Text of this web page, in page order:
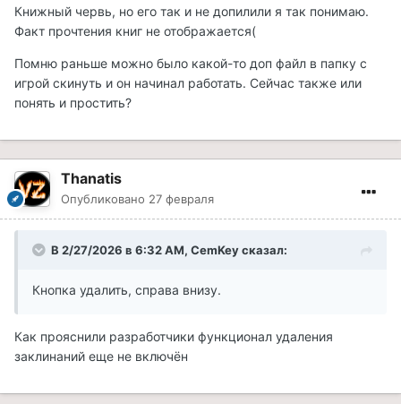
Книжный червь, но его так и не допилили я так понимаю.
Факт прочтения книг не отображается(
Помню раньше можно было какой-то доп файл в папку с
игрой скинуть и он начинал работать. Сейчас также или
понять и простить?
Thanatis
Опубликовано 27 февраля
В 2/27/2026 в 6:32 AM, CemKeyсказал:
Кнопка удалить, справа внизу.
Как прояснили разработчики функционал удаления
заклинаний еще не включён